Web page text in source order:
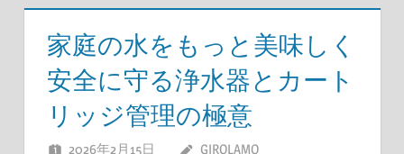
家庭の水をもっと美味しく
安全に守る浄水器とカート
リッジ管理の極意
2026年2月15日 GIROLAMO